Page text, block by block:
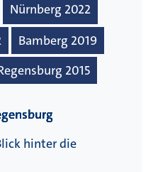
Nürnberg 2022
Bamberg 2019
2015
hinter die